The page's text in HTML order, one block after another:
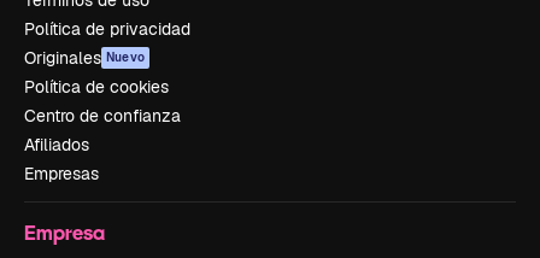
Política de privacidad
Originales Nuevo
Política de cookies
Centro de confianza
Afiliados
Empresas
Empresa